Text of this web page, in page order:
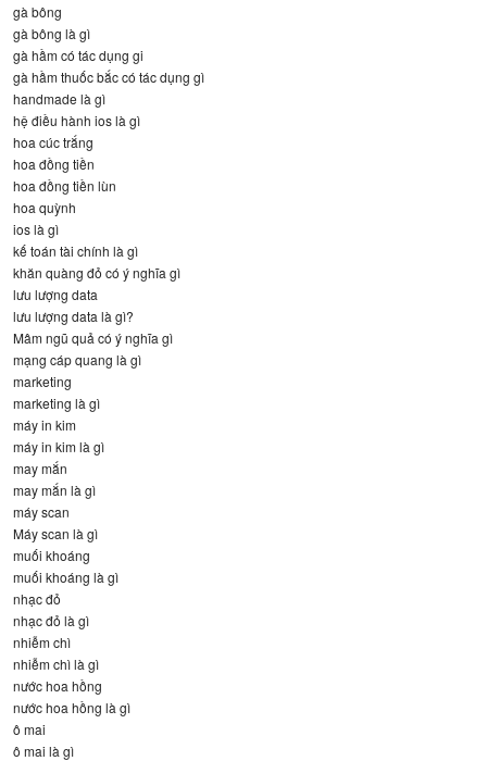
gà bông
gà bông là gì
gà hầm có tác dụng gi
gà hầm thuốc bắc có tác dụng gì
handmade là gì
hệ điều hành ios là gì
hoa cúc trắng
hoa đồng tiền
hoa đồng tiền lùn
hoa quỳnh
ios là gì
kế toán tài chính là gì
khăn quàng đỏ có ý nghĩa gì
lưu lượng data
lưu lượng data là gì?
Mâm ngũ quả có ý nghĩa gì
mạng cáp quang là gì
marketing
marketing là gì
máy in kim
máy in kim là gì
may mắn
may mắn là gì
máy scan
Máy scan là gì
muối khoáng
muối khoáng là gì
nhạc đỏ
nhạc đỏ là gì
nhiễm chì
nhiễm chì là gì
nước hoa hồng
nước hoa hồng là gì
ô mai
ô mai là gì